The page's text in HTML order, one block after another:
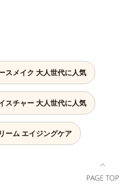
得できる、褒められ髪をご体感くだ
さい。*1 年齢に応じたお手入れの
こと *2 保湿成分
スメイク 大人世代に人気
スチャー 大人世代に人気
ーム エイジングケア